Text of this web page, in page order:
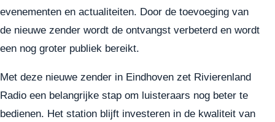
evenementen en actualiteiten. Door de toevoeging van
de nieuwe zender wordt de ontvangst verbeterd en wordt
een nog groter publiek bereikt.
Met deze nieuwe zender in Eindhoven zet Rivierenland
Radio een belangrijke stap om luisteraars nog beter te
bedienen. Het station blijft investeren in de kwaliteit van